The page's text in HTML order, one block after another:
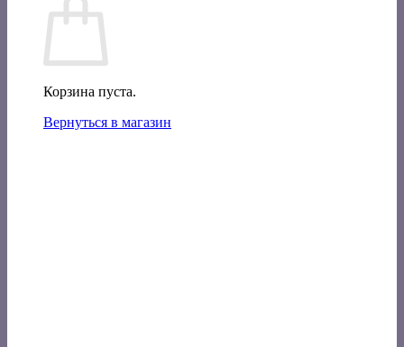
Корзина пуста.
Вернуться в магазин